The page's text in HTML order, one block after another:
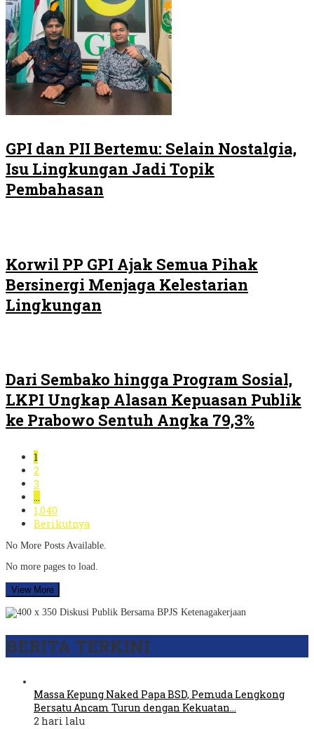
GPI dan PII Bertemu: Selain Nostalgia,
Isu Lingkungan Jadi Topik
Pembahasan
Korwil PP GPI Ajak Semua Pihak
Bersinergi Menjaga Kelestarian
Lingkungan
Dari Sembako hingga Program Sosial,
LKPI Ungkap Alasan Kepuasan Publik
ke Prabowo Sentuh Angka 79,3%
1
2
3
…
1,040
Berikutnya
No More Posts Available.
No more pages to load.
View More
BERITA TERKINI
Massa Kepung Naked Papa BSD, Pemuda Lengkong
Bersatu Ancam Turun dengan Kekuatan…
2 hari lalu